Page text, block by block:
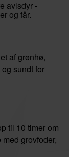
avlsdyr -
og får.
af grønhø,
sundt for
til 10 timer om
grovfoder,